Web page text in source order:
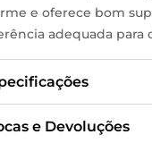
e oferece bom
adequada para
e Devoluções